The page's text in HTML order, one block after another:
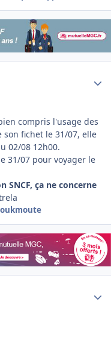
compris l'usage des
son fichet le 31/07, elle
02/08 12h00.
31/07 pour voyager le
SNCF, ça ne concerne